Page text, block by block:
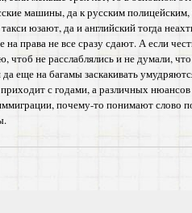
машины, да к русским
юзают, да и английский тогда
права не все сразу сдают. А если
не расслаблялись и не думали,
на багамы заскакивать
с годами, а различных
почему-то понимают слово